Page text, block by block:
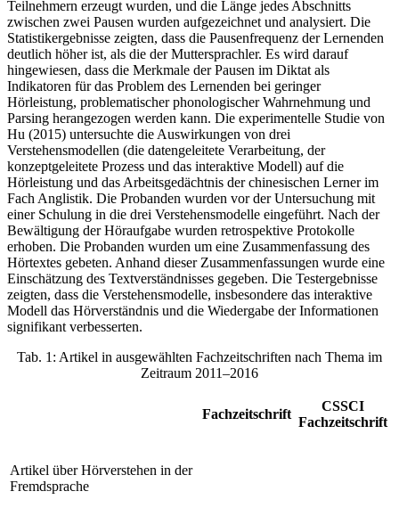
Teilnehmern erzeugt wurden, und die Länge jedes Abschnitts
zwischen zwei Pausen wurden aufgezeichnet und analysiert. Die
Statistikergebnisse zeigten, dass die Pausenfrequenz der Lernenden
deutlich höher ist, als die der Muttersprachler. Es wird darauf
hingewiesen, dass die Merkmale der Pausen im Diktat als
Indikatoren für das Problem des Lernenden bei geringer
Hörleistung, problematischer phonologischer Wahrnehmung und
Parsing herangezogen werden kann. Die experimentelle Studie von
Hu (2015) untersuchte die Auswirkungen von drei
Verstehensmodellen (die datengeleitete Verarbeitung, der
konzeptgeleitete Prozess und das interaktive Modell) auf die
Hörleistung und das Arbeitsgedächtnis der chinesischen Lerner im
Fach Anglistik. Die Probanden wurden vor der Untersuchung mit
einer Schulung in die drei Verstehensmodelle eingeführt. Nach der
Bewältigung der Höraufgabe wurden retrospektive Protokolle
erhoben. Die Probanden wurden um eine Zusammenfassung des
Hörtextes gebeten. Anhand dieser Zusammenfassungen wurde eine
Einschätzung des Textverständnisses gegeben. Die Testergebnisse
zeigten, dass die Verstehensmodelle, insbesondere das interaktive
Modell das Hörverständnis und die Wiedergabe der Informationen
signifikant verbesserten.
Tab. 1: Artikel in ausgewählten Fachzeitschriften nach Thema im
Zeitraum 2011–2016
Fachzeitschrift
CSSCI
Fachzeitschrift
Artikel über Hörverstehen in der
Fremdsprache